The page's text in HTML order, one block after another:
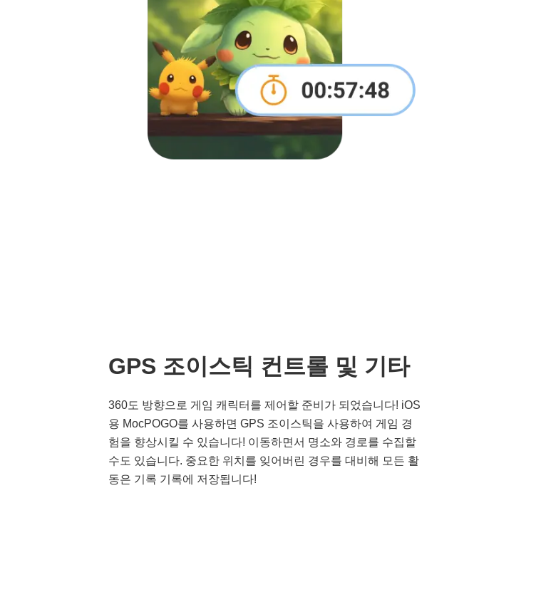
GPS 조이스틱 컨트롤 및 기타
360도 방향으로 게임 캐릭터를 제어할 준비가 되었습니다! iOS
용 MocPOGO를 사용하면 GPS 조이스틱을 사용하여 게임 경
험을 향상시킬 수 있습니다! 이동하면서 명소와 경로를 수집할
수도 있습니다. 중요한 위치를 잊어버린 경우를 대비해 모든 활
동은 기록 기록에 저장됩니다!